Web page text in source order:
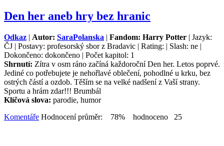
Den her aneb hry bez hranic
Odkaz | Autor: SaraPolanska | Fandom: Harry Potter | Jazyk:
ČJ | Postavy: profesorský sbor z Bradavic | Rating: | Slash: ne |
Dokončeno: dokončeno | Počet kapitol: 1
Shrnutí: Zítra v osm ráno začíná každoroční Den her. Letos poprvé.
Jediné co potřebujete je nehořlavé oblečení, pohodlné u krku, bez
ostrých částí a ozdob. Těším se na velké nadšení z Vaší strany.
Sportu a hrám zdar!!! Brumbál
Klíčová slova: parodie, humor
Komentáře Hodnocení průměr: 78% hodnoceno 25